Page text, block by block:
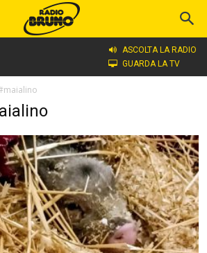
ASCOLTA LA RADIO
GUARDA LA TV